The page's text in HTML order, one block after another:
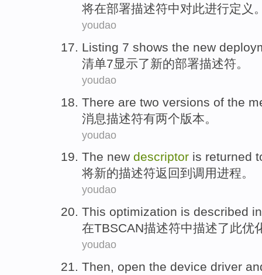
将在部署描述符中对此进行定义
youdao
Listing 7 shows the new
清单7显示了新的部署描述符。
youdao
There are two versions of the
消息描述符有两个版本 。
youdao
The new descriptor is returned
将新的描述符返回到 调用进程。
youdao
This optimization is described
在TBSCAN描述符中描述了此优
youdao
Then, open the device driver